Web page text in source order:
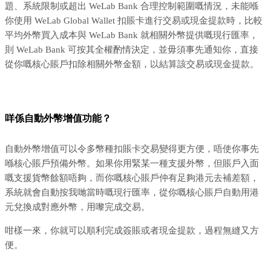
題、系統限制或超出 WeLab Bank 合理控制範圍嘅情況，未能喺
你使用 WeLab Global Wallet 扣賬卡進行交易或現金提款時，比較
平均外幣買入成本與 WeLab Bank 就相關外幣提供嘅現行匯率，
則 WeLab Bank 可按其全權酌情決定，並毋須事先通知你，直接
從你嘅核心賬戶扣除相關外幣金額，以結算該交易或現金提款。
咩係自動外幣增值功能？
自動外幣增值可以令多幣種扣賬卡交易變得更方便，唔使你事先
喺核心賬戶預備外幣。如果你用緊某一種支援外幣，但賬戶入面
嘅支援貨幣餘額唔夠，而你嘅核心賬戶仲有足夠港元去補差額，
系統就會自動按我哋當時嘅現行匯率，從你嘅核心賬戶自動用港
元兌換成對應外幣，用嚟完成交易。
咁樣一來，你就可以順利完成簽賬或者現金提款，過程無縫又方
便。